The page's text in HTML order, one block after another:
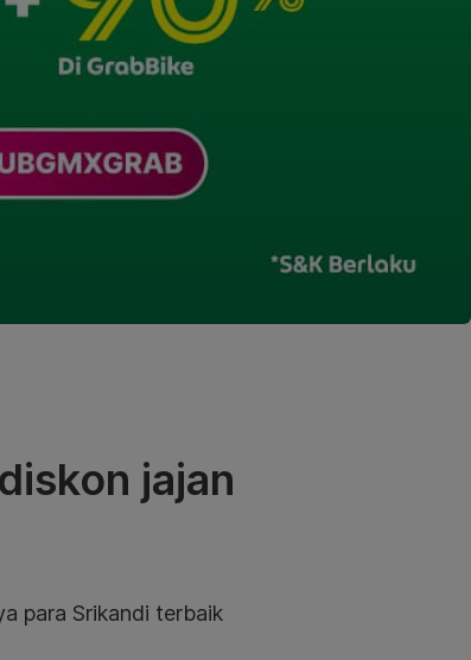
jajan
para Srikandi terbaik